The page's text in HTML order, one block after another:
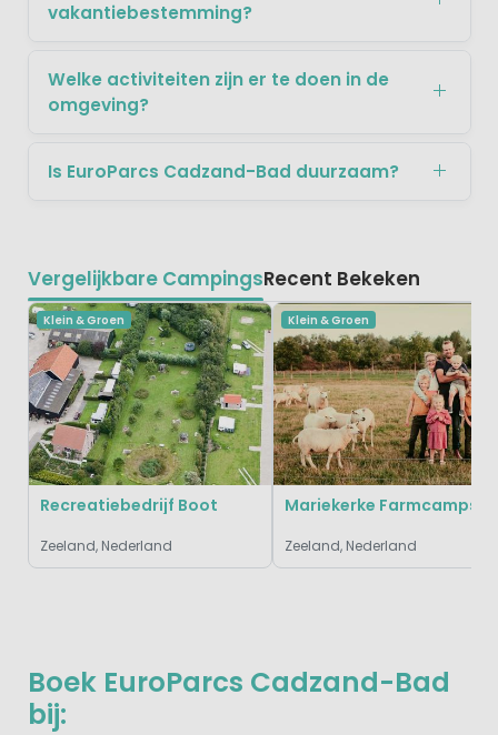
Boek EuroParcs Cadzand-Bad
bij:
vakantiebestemming?
Welke activiteiten zijn er te doen in de
omgeving?
Is EuroParcs Cadzand-Bad duurzaam?
Vergelijkbare CampingsRecent Bekeken
Klein & Groen
Recreatiebedrijf Boot
Zeeland, Nederland
Klein & Groen
Mariekerke Farmcamps
Zeeland, Nederland